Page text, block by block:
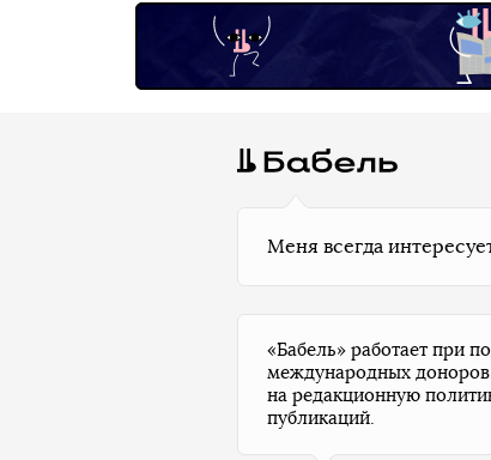
Меня всегда
«Бабель» работает при
международных
на редакционную
публикаций.